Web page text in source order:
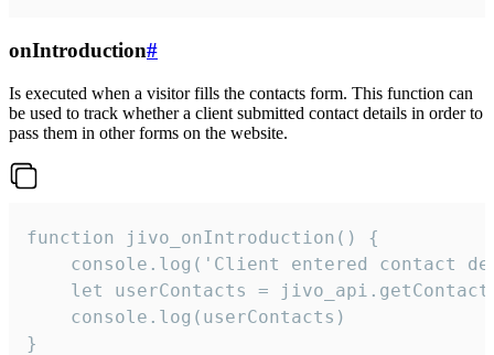
onIntroduction#
Is executed when a visitor fills the contacts form. This function can
be used to track whether a client submitted contact details in order to
pass them in other forms on the website.
function jivo_onIntroduction() {
console.log('Client entered contact
let userContacts =
    console.log(userContacts)
}